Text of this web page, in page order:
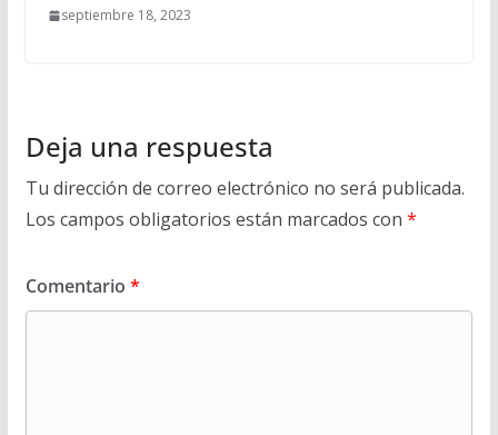
septiembre 18, 2023
Deja una respuesta
Tu dirección de correo electrónico no será publicada.
Los campos obligatorios están marcados con *
Comentario *